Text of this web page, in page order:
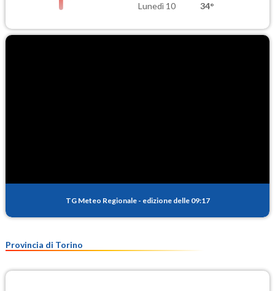
Lunedì 10 34°
TG Meteo Regionale - edizione delle 09:17
Provincia di Torino